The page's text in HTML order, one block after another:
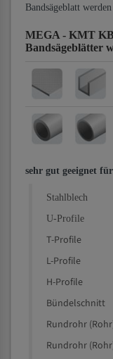
Bandsägeblatt
MEGA - KMT
Bandsägeblätter
sehr gut geeignet für
Stahlblech
U-Profile
T-Profile
L-Profile
H-Profile
Bündelschnitt
Rundrohr
Rundrohr